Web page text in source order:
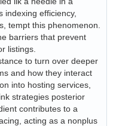
indexing efficiency,
tempt this phenomenon.
barriers that prevent
listings.
to turn over deeper
and how they interact
into hosting services,
strategies posterior
contributes to a
acting as a nonplus